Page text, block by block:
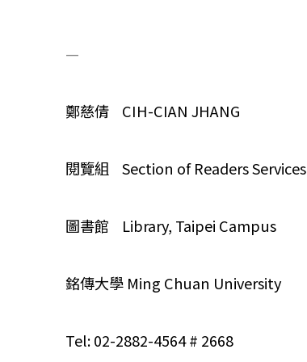
—
鄭慈倩 CIH-CIAN JHANG
閱覽組 Section of Readers Services
圖書館 Library, Taipei Campus
銘傳大學 Ming Chuan University
Tel: 02-2882-4564 # 2668